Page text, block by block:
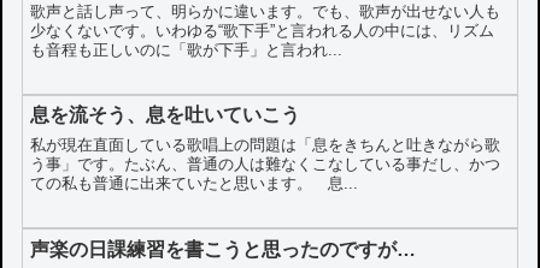
歌声と話し声って、明らかに違います。でも、歌声が出せない人も
少なくないです。いわゆる“歌下手”と言われる人の中には、リズム
も音程も正しいのに「歌が下手」と言われ...
息を流そう、息を吐いていこう
私が現在直面している歌唱上の問題は「息をきちんと吐きながら歌
う事」です。たぶん、普通の人は難なくこなしている事だし、かつ
ての私も普通に出来ていたと思います。 息...
声楽の日課練習を書こうと思ったのですが…